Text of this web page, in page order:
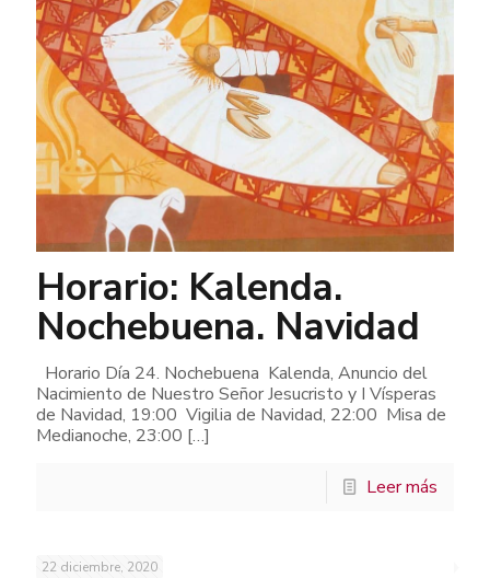
Horario: Kalenda.
Nochebuena. Navidad
Horario Día 24. Nochebuena Kalenda, Anuncio del
Nacimiento de Nuestro Señor Jesucristo y I Vísperas
de Navidad, 19:00 Vigilia de Navidad, 22:00 Misa de
Medianoche, 23:00 […]
Leer más
22 diciembre, 2020